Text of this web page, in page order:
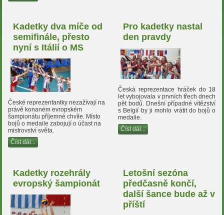
Kadetky dva míče od
semifinále, přesto
nyní s Itálií o MS
České reprezentantky nezažívají na
právě konaném evropském
šampionátu příjemné chvíle. Místo
bojů o medaile zabojují o účast na
mistrovství světa.
Číst dál...
Pro kadetky nastal
den pravdy
Česká reprezentace hráček do 18
let vybojovala v prvních třech dnech
pět bodů. Dnešní případné vítězství
s Belgií by ji mohlo vrátit do bojů o
medaile.
Číst dál...
Kadetky rozehrály
evropský šampionát
Letošní sezóna
předčasně končí,
další šance bude až v
příští